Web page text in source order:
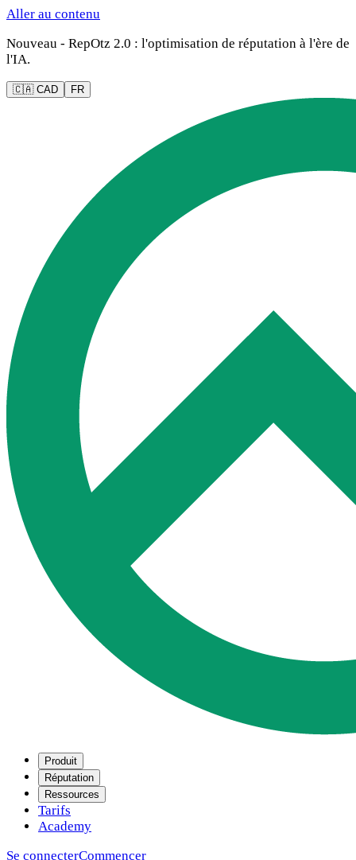
Aller au contenu
Nouveau - RepOtz 2.0 : l'optimisation de réputation à l'ère de
l'IA.
🇨🇦 CAD FR
Produit
Réputation
Ressources
Tarifs
Academy
Se connecterCommencer